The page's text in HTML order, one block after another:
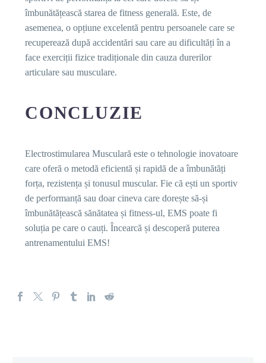
îmbunătățească starea de fitness generală. Este, de
asemenea, o opțiune excelentă pentru persoanele care se
recuperează după accidentări sau care au dificultăți în a
face exerciții fizice tradiționale din cauza durerilor
articulare sau musculare.
CONCLUZIE
Electrostimularea Musculară este o tehnologie inovatoare
care oferă o metodă eficientă și rapidă de a îmbunătăți
forța, rezistența și tonusul muscular. Fie că ești un sportiv
de performanță sau doar cineva care dorește să-și
îmbunătățească sănătatea și fitness-ul, EMS poate fi
soluția pe care o cauți. Încearcă și descoperă puterea
antrenamentului EMS!